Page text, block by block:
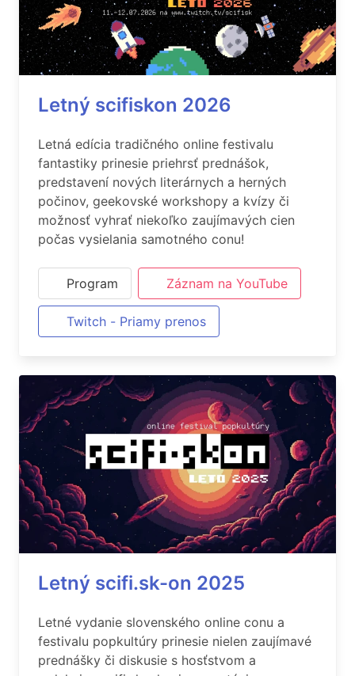
Letný scifiskon 2026
Letná edícia tradičného online festivalu
fantastiky prinesie priehrsť prednášok,
predstavení nových literárnych a herných
počinov, geekovské workshopy a kvízy či
možnosť vyhrať niekoľko zaujímavých cien
počas vysielania samotného conu!
Program Záznam na YouTube
Twitch - Priamy prenos
Letný scifi.sk-on 2025
Letné vydanie slovenského online conu a
festivalu popkultúry prinesie nielen zaujímavé
prednášky či diskusie s hosťstvom a